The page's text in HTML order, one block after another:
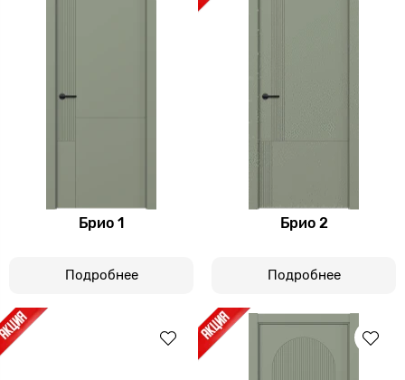
Брио 1
Подробнее
Брио 2
Подробнее